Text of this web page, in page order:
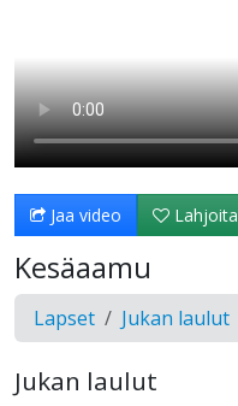
Jaa video Lahjoita
Kesäaamu
Lapset Jukan laulut
Jukan laulut